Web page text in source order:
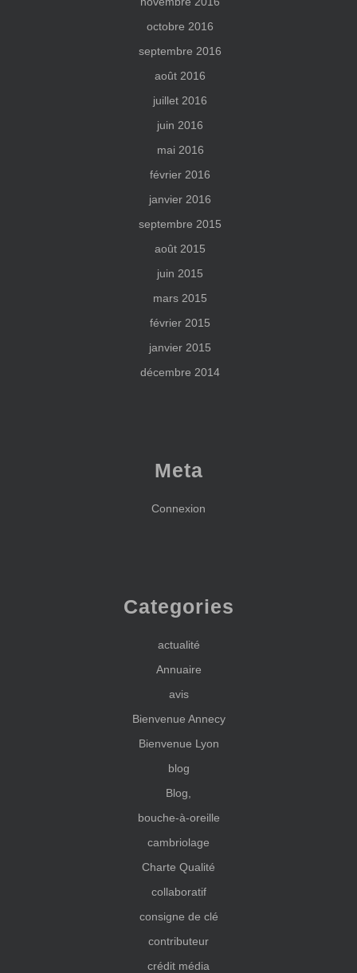
octobre 2016
septembre 2016
août 2016
juillet 2016
juin 2016
mai 2016
février 2016
janvier 2016
septembre 2015
août 2015
juin 2015
mars 2015
février 2015
janvier 2015
décembre 2014
Meta
Connexion
Categories
actualité
Annuaire
avis
Bienvenue Annecy
Bienvenue Lyon
blog
Blog,
bouche-à-oreille
cambriolage
Charte Qualité
collaboratif
consigne de clé
contributeur
crédit média